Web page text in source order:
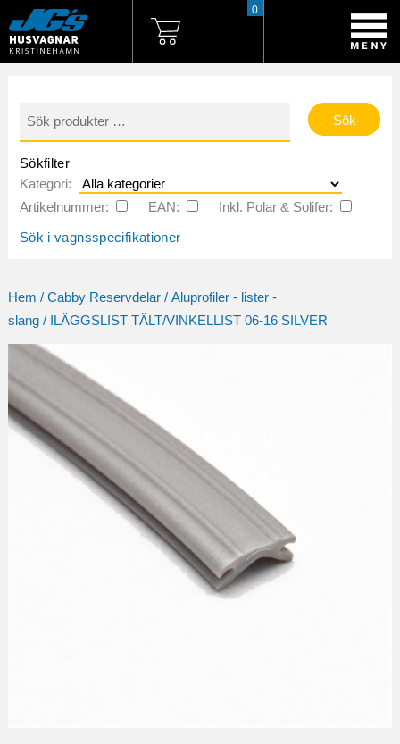
0
efter:
Sökfilter
Kategori:
Artikelnummer:
EAN:
Inkl. Polar & Solifer:
Sök i vagnsspecifikationer
Hem / Cabby Reservdelar/ Aluprofiler - lister -
slang/ ILÄGGSLIST TÄLT/VINKELLIST 06-16 SILVER